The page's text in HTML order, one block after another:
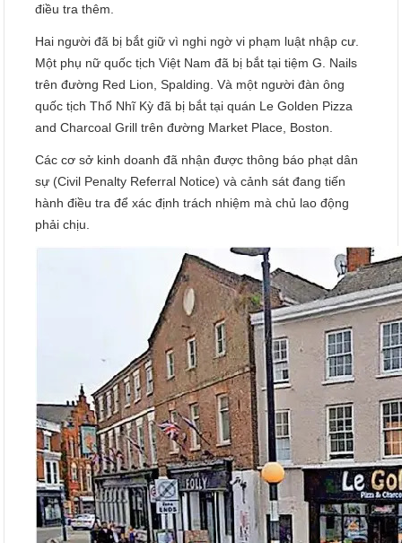
điều tra thêm.
Hai người đã bị bắt giữ vì nghi ngờ vi phạm luật nhập cư.
Một phụ nữ quốc tịch Việt Nam đã bị bắt tại tiệm G. Nails
trên đường Red Lion, Spalding. Và một người đàn ông
quốc tịch Thổ Nhĩ Kỳ đã bị bắt tại quán Le Golden Pizza
and Charcoal Grill trên đường Market Place, Boston.
Các cơ sở kinh doanh đã nhận được thông báo phạt dân
sự (Civil Pen­alty Refer­ral Notice) và cảnh sát đang tiến
hành điều tra để xác định trách nhiệm mà chủ lao động
phải chịu.